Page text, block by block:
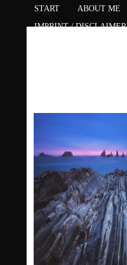
START ABOUT ME
IMPRINT / DISCLAIMER